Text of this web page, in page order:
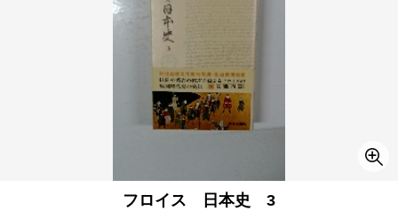
フロイス 日本史 3